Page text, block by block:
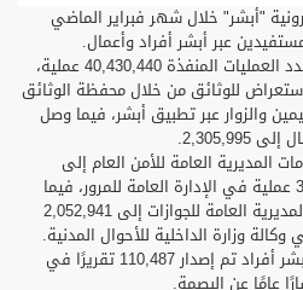
"أبشر" خلال شهر فبراير الماضي
ومن خلال منصة أبشر أفراد بلغ عدد العمليات المنفذة 40,430,440 عملية،
34,290,619 عملية استعراض للوثائق من خلال محفظة الوثائق
والزوار عبر تطبيق أبشر، فيما وصل
المديرية العامة للأمن العام إلى
3,209,959 عملية، منها 3,129,785 عملية في الإدارة العامة للمرور، فيما
وصل عدد العمليات المنفذة في المديرية العامة للجوازات إلى 2,052,941
وعبر الخدمات العامة في منصة أبشر أفراد تم إصدار 110,487 تقريرًا في